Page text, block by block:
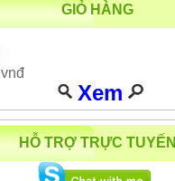
GIỎ HÀNG
vnđ
Xem
HỖ TRỢ TRỰC TUYẾN